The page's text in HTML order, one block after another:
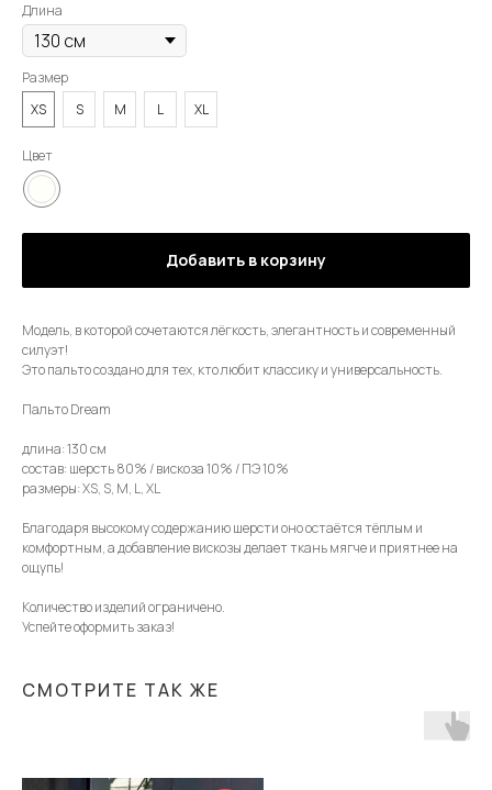
Длина
Размер
XS
S M L XL
Цвет
Добавить в корзину
Модель, в которой сочетаются лёгкость, элегантность и современный
силуэт!
Это пальто создано для тех, кто любит классику и универсальность.
Пальто Dream
длина: 130 см
состав: шерсть 80% / вискоза 10% / ПЭ 10%
размеры: XS, S, M, L, XL
Благодаря высокому содержанию шерсти оно остаётся тёплым и
комфортным, а добавление вискозы делает ткань мягче и приятнее на
ощупь!
Количество изделий ограничено.
Успейте оформить заказ!
СМОТРИТЕ ТАК ЖЕ